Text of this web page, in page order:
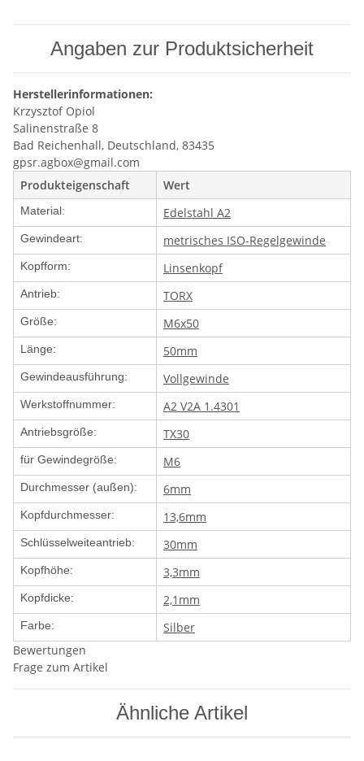
Angaben zur Produktsicherheit
Herstellerinformationen:
Krzysztof Opiol
Salinenstraße 8
Bad Reichenhall, Deutschland, 83435
gpsr.agbox@gmail.com
Produkteigenschaft
Wert
Material: Edelstahl A2
Gewindeart: metrisches ISO-Regelgewinde
Kopfform: Linsenkopf
Antrieb: TORX
Größe: M6x50
Länge: 50mm
Gewindeausführung: Vollgewinde
Werkstoffnummer: A2 V2A 1.4301
Antriebsgröße: TX30
für Gewindegröße: M6
Durchmesser (außen): 6mm
Kopfdurchmesser: 13,6mm
Schlüsselweiteantrieb: 30mm
Kopfhöhe: 3,3mm
Kopfdicke: 2,1mm
Farbe:
Silber
Bewertungen
Frage zum Artikel
Ähnliche Artikel